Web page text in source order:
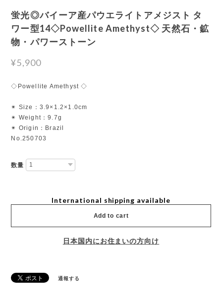
蛍光◎バイーア産パウエライトアメジスト タ
ワー型14◇Powellite Amethyst◇ 天然石・鉱
物・パワーストーン
¥5,900
◇Powellite Amethyst ◇
✴︎ Size：3.9×1.2×1.0cm
✴︎ Weight：9.7g
✴︎ Origin：Brazil
No.250703
数量
International shipping available
Add to cart
日本国内にお住まいの方向け
通報する